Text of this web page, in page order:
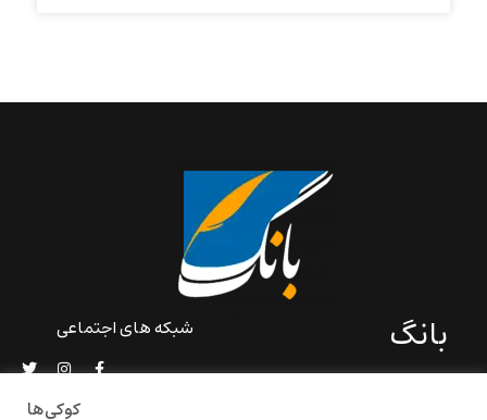
بانگ شبکه های اجتماعی
کوکی‌ها